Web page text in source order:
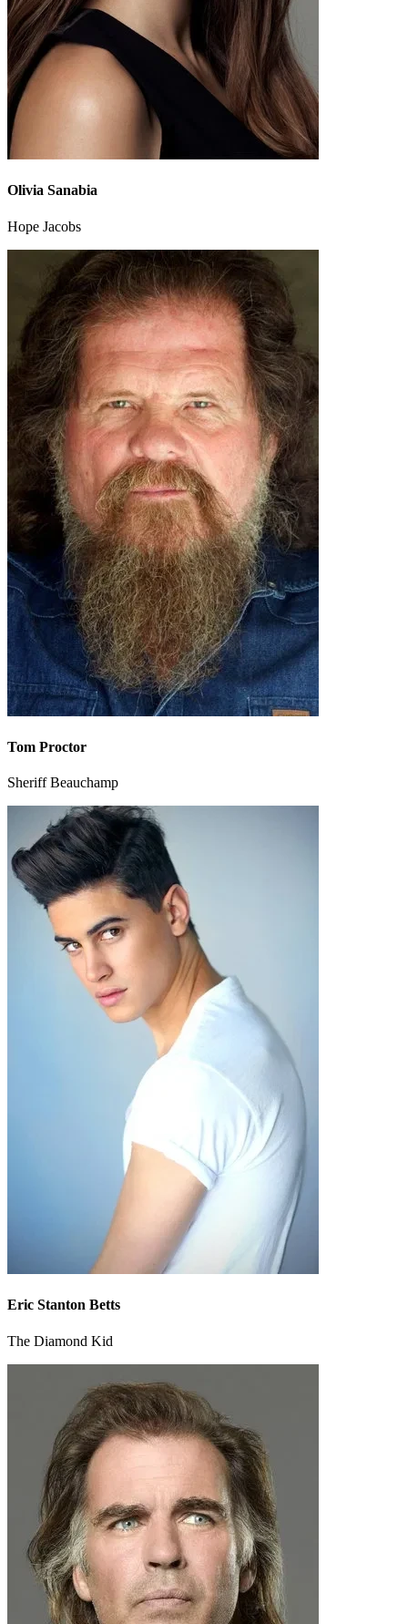
Olivia Sanabia
Hope Jacobs
Tom Proctor
Sheriff Beauchamp
Eric Stanton Betts
The Diamond Kid